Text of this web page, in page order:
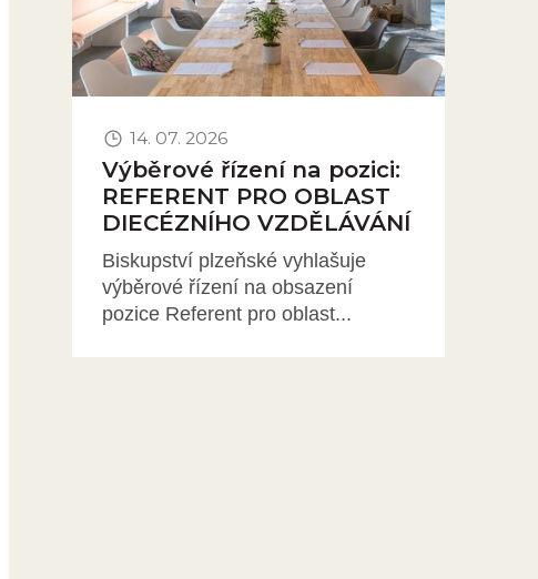
14. 07. 2026
Výběrové řízení na pozici:
REFERENT PRO OBLAST
DIECÉZNÍHO VZDĚLÁVÁNÍ
Biskupství plzeňské vyhlašuje
výběrové řízení na obsazení
pozice Referent pro oblast...